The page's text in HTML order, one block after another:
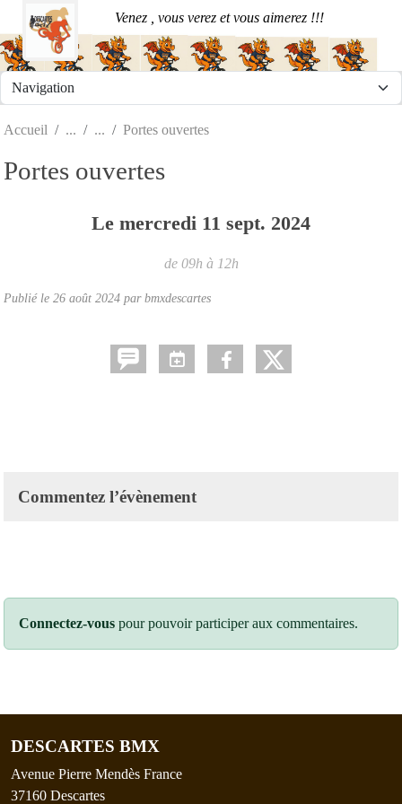
Venez , vous verez et vous aimerez !!!
Accueil Portes ouvertes
Portes ouvertes
Le mercredi 11 sept. 2024
de 09h à 12h
Publié le 26 août 2024 parbmxdescartes
Commentez l’évènement
Connectez-vous pour pouvoir participer aux commentaires.
DESCARTES BMX
Avenue Pierre Mendès France
37160 Descartes
Panneau de gestion des cookies